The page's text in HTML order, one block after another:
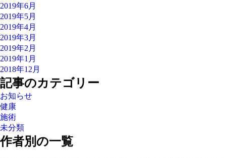
2019年6月
2019年5月
2019年4月
2019年3月
2019年2月
2019年1月
2018年12月
記事のカテゴリー
お知らせ
健康
施術
未分類
作者別の一覧